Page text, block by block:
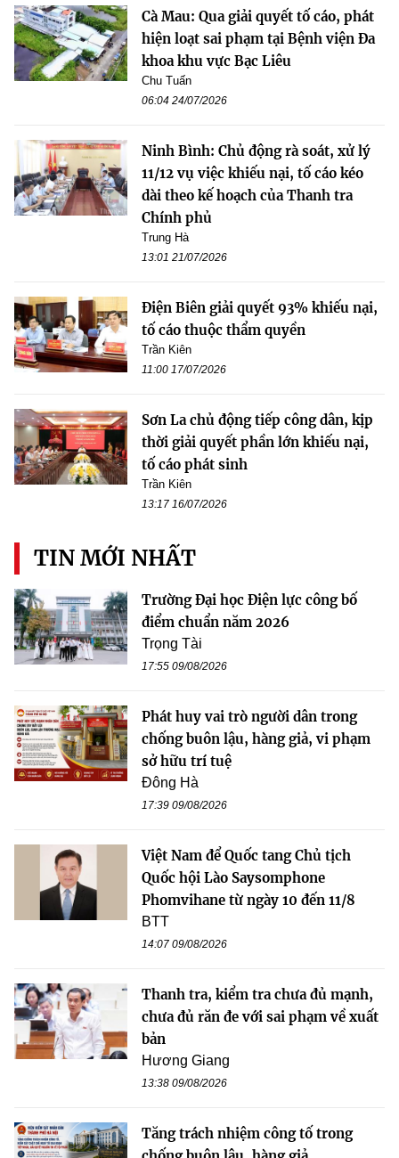
Cà Mau: Qua giải quyết tố cáo, phát
hiện loạt sai phạm tại Bệnh viện Đa
khoa khu vực Bạc Liêu
Chu Tuấn
06:04 24/07/2026
Ninh Bình: Chủ động rà soát, xử lý
11/12 vụ việc khiếu nại, tố cáo kéo
dài theo kế hoạch của Thanh tra
Chính phủ
Trung Hà
13:01 21/07/2026
Điện Biên giải quyết 93% khiếu nại,
tố cáo thuộc thẩm quyền
Trần Kiên
11:00 17/07/2026
Sơn La chủ động tiếp công dân, kịp
thời giải quyết phần lớn khiếu nại,
tố cáo phát sinh
Trần Kiên
13:17 16/07/2026
TIN MỚI NHẤT
Trường Đại học Điện lực công bố
điểm chuẩn năm 2026
Trọng Tài
17:55 09/08/2026
Phát huy vai trò người dân trong
chống buôn lậu, hàng giả, vi phạm
sở hữu trí tuệ
Đông Hà
17:39 09/08/2026
Việt Nam để Quốc tang Chủ tịch
Quốc hội Lào Saysomphone
Phomvihane từ ngày 10 đến 11/8
BTT
14:07 09/08/2026
Thanh tra, kiểm tra chưa đủ mạnh,
chưa đủ răn đe với sai phạm về xuất
bản
Hương Giang
13:38 09/08/2026
Tăng trách nhiệm công tố trong